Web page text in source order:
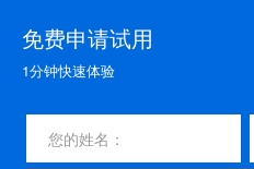
免费申请试用
1分钟快速体验